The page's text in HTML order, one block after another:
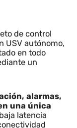
de control
USV
un